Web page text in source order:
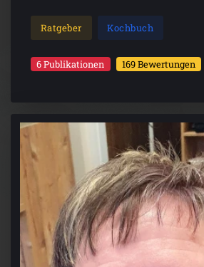
Ratgeber Kochbuch
6 Publikationen 169 Bewertungen